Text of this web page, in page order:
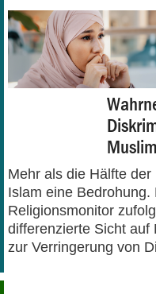
Mehr als die Hälfte
Islam eine Bedrohung.
Religionsmonitor
differenzierte Sicht auf
zur Verringerung von